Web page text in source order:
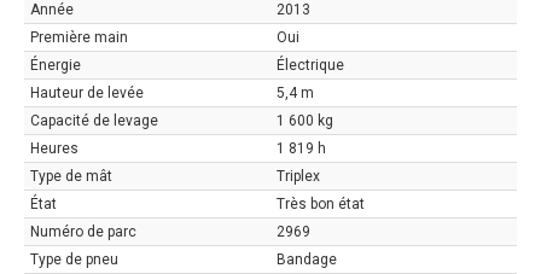
Année
2013
Première main
Oui
Énergie
Électrique
Hauteur de levée
5,4 m
Capacité de levage
1 600 kg
Heures
1 819 h
Type de mât
Triplex
État
Très bon état
Numéro de parc
2969
Type de pneu
Bandage